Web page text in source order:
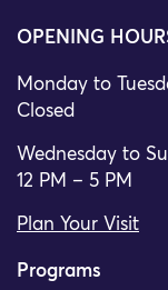
OPENING
Monday to
Closed
Wednesday to
12 PM – 5 PM
Plan Your Visit
Programs